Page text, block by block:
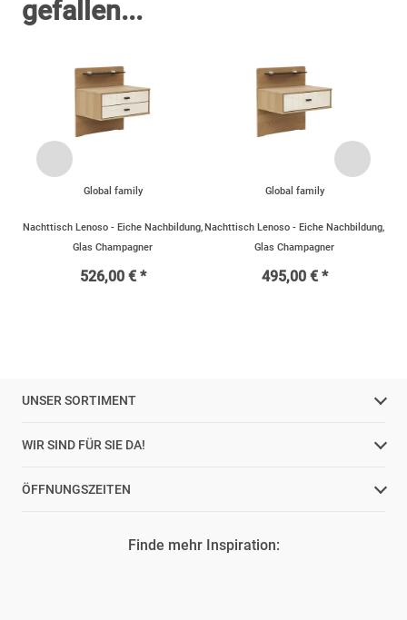
gefallen...
Global family
Nachttisch Lenoso - Eiche Nachbildung,
Glas Champagner
526,00 € *
Global family
Nachttisch Lenoso - Eiche Nachbildung,
Glas Champagner
495,00 € *
UNSER SORTIMENT
WIR SIND FÜR SIE DA!
ÖFFNUNGSZEITEN
Finde mehr Inspiration: